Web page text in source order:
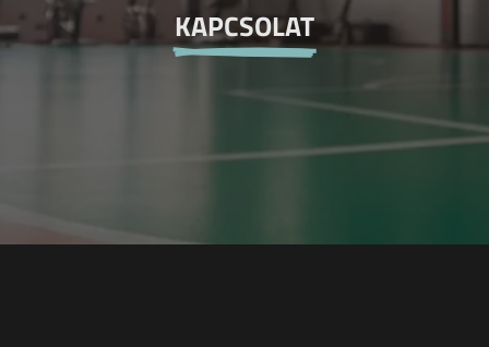
KAPCSOLAT